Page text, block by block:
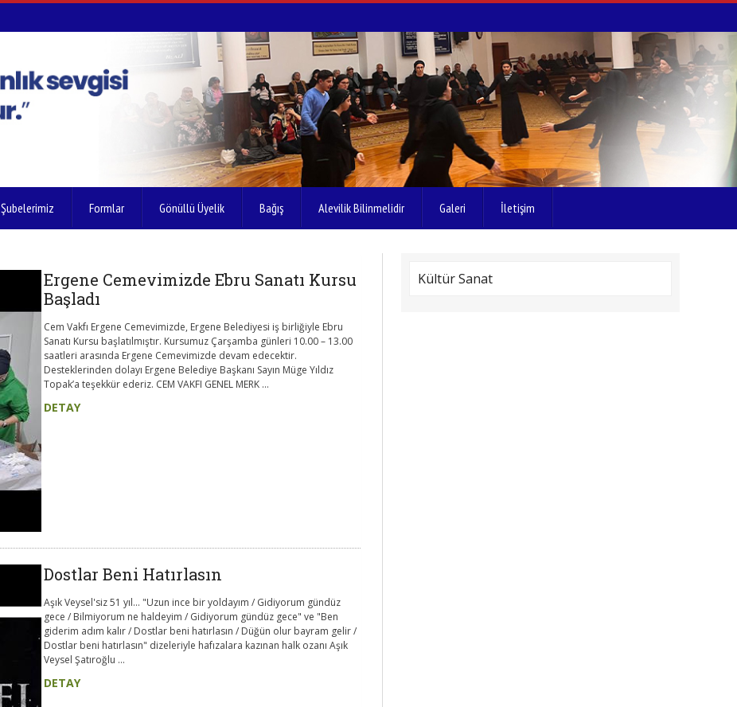
Şubelerimiz Formlar Gönüllü Üyelik Bağış Alevilik Bilinmelidir Galeri İletişim
Ergene Cemevimizde Ebru Sanatı Kursu
Başladı
Cem Vakfı Ergene Cemevimizde, Ergene Belediyesi iş birliğiyle Ebru
Sanatı Kursu başlatılmıştır. Kursumuz Çarşamba günleri 10.00 – 13.00
saatleri arasında Ergene Cemevimizde devam edecektir.
Desteklerinden dolayı Ergene Belediye Başkanı Sayın Müge Yıldız
Topak’a teşekkür ederiz. CEM VAKFI GENEL MERK ...
DETAY
Dostlar Beni Hatırlasın
Aşık Veysel'siz 51 yıl... "Uzun ince bir yoldayım / Gidiyorum gündüz
gece / Bilmiyorum ne haldeyim / Gidiyorum gündüz gece" ve "Ben
giderim adım kalır / Dostlar beni hatırlasın / Düğün olur bayram gelir /
Dostlar beni hatırlasın" dizeleriyle hafızalara kazınan halk ozanı Aşık
Veysel Şatıroğlu ...
DETAY
Kültür Sanat